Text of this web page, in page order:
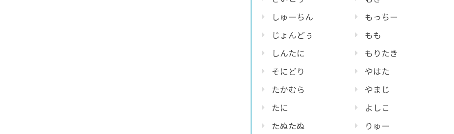
しゅーちん
じょんどぅ
しんたに
そにどり
たかむら
たに
たぬたぬ
もっちー
もも
もりたき
やはた
やまじ
よしこ
りゅー